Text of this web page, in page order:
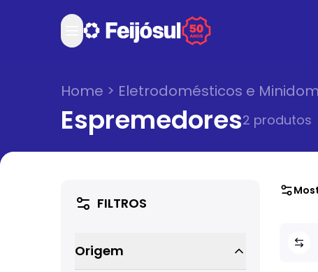
Home > Eletrodomésticos e
Espremedores2 produtos
FILTROS
Origem